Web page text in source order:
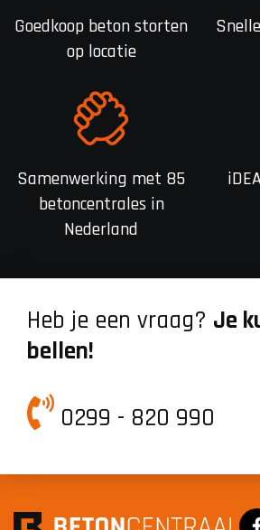
Goedkoop beton storten
op locatie
Samenwerking met 85
betoncentrales in
Nederland
Heb je een vraag? Je
bellen!
0299 - 820 990